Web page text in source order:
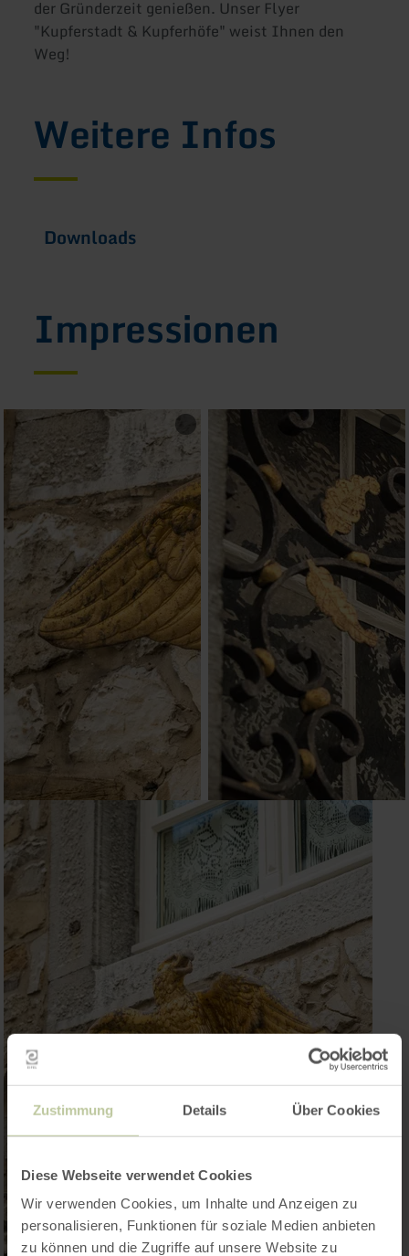
Zustimmung Details Über Cookies
Diese Webseite verwendet Cookies
Wir verwenden Cookies, um Inhalte und Anzeigen zu
personalisieren, Funktionen für soziale Medien anbieten
zu können und die Zugriffe auf unsere Website zu
der Gründerzeit genießen. Unser Flyer
"Kupferstadt & Kupferhöfe" weist Ihnen den
Weg!
Weitere Infos
Downloads
Impressionen